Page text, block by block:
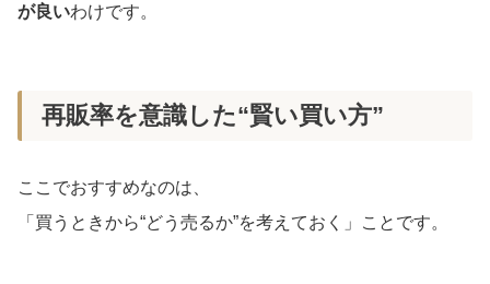
が良いわけです。
再販率を意識した“賢い買い方”
ここでおすすめなのは、
「買うときから“どう売るか”を考えておく」ことです。